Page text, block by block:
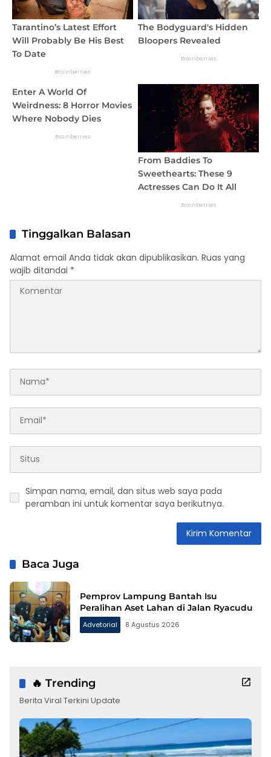
Tinggalkan Balasan
Alamat email Anda tidak akan dipublikasikan. Ruas yang
wajib ditandai *
Simpan nama, email, dan situs web saya pada
peramban ini untuk komentar saya berikutnya.
Baca Juga
Pemprov Lampung Bantah Isu
Peralihan Aset Lahan di Jalan Ryacudu
Advetorial 8 Agustus 2026
🔥 Trending
Berita Viral Terkini Update